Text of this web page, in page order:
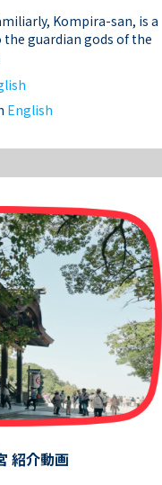
Kompira-san, is a
guardian gods of the
English
紹介動画